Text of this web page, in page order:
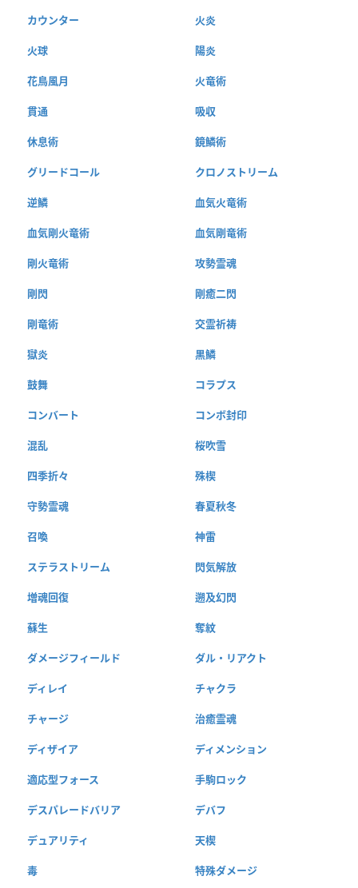
カウンター 火炎
火球 陽炎
花鳥風月 火竜術
貫通 吸収
休息術 鏡鱗術
グリードコール クロノストリーム
逆鱗 血気火竜術
血気剛火竜術 血気剛竜術
剛火竜術 攻勢霊魂
剛閃 剛癒二閃
剛竜術 交霊祈祷
獄炎 黒鱗
鼓舞 コラプス
コンバート コンボ封印
混乱 桜吹雪
四季折々 殊楔
守勢霊魂 春夏秋冬
召喚 神雷
ステラストリーム 閃気解放
増魂回復 遡及幻閃
蘇生 奪紋
ダメージフィールド ダル・リアクト
ディレイ チャクラ
チャージ 治癒霊魂
ディザイア ディメンション
適応型フォース 手駒ロック
デスパレードバリア デバフ
デュアリティ 天楔
毒 特殊ダメージ